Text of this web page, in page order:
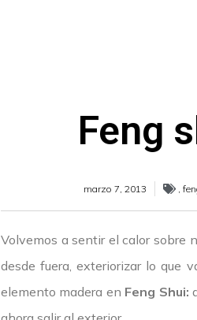
Feng
marzo 7, 2013
Volvemos a sentir el calor sobre
desde fuera, exteriorizar lo que
elemento madera en Feng Shui: